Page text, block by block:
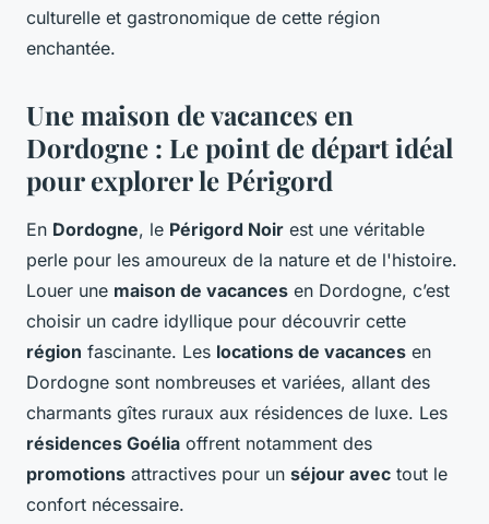
culturelle et gastronomique de cette région
enchantée.
Une maison de vacances en
Dordogne : Le point de départ idéal
pour explorer le Périgord
En Dordogne, le Périgord Noir est une véritable
perle pour les amoureux de la nature et de l'histoire.
Louer une maison de vacances en Dordogne, c’est
choisir un cadre idyllique pour découvrir cette
région fascinante. Les locations de vacances en
Dordogne sont nombreuses et variées, allant des
charmants gîtes ruraux aux résidences de luxe. Les
résidences Goélia offrent notamment des
promotions attractives pour un séjour avec tout le
confort nécessaire.